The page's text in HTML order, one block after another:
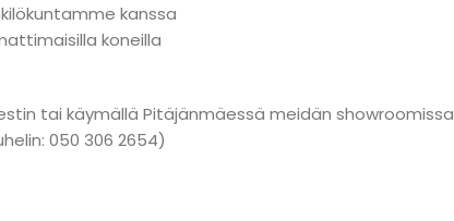
kanssa
koneilla
tai käymällä Pitäjänmäessä meidän showroomissa
050 306 2654)